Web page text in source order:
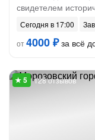
свидетелем
Сегодня в 17:00
от4000 ₽за всё
128 отзывов